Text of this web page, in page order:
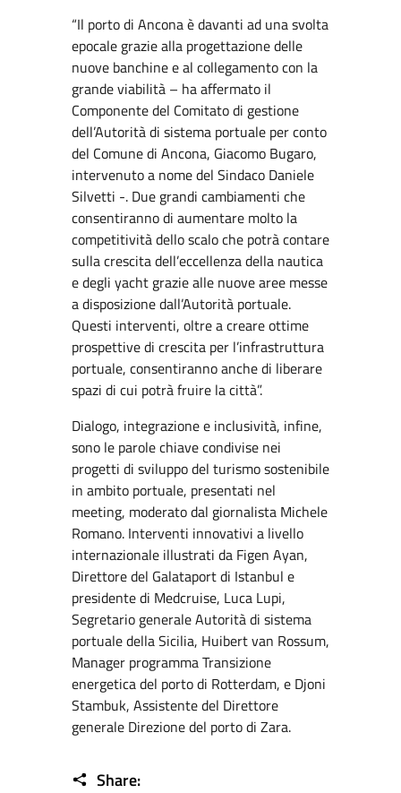
“Il porto di Ancona è davanti ad una svolta
epocale grazie alla progettazione delle
nuove banchine e al collegamento con la
grande viabilità – ha affermato il
Componente del Comitato di gestione
dell’Autorità di sistema portuale per conto
del Comune di Ancona, Giacomo Bugaro,
intervenuto a nome del Sindaco Daniele
Silvetti -. Due grandi cambiamenti che
consentiranno di aumentare molto la
competitività dello scalo che potrà contare
sulla crescita dell’eccellenza della nautica
e degli yacht grazie alle nuove aree messe
a disposizione dall’Autorità portuale.
Questi interventi, oltre a creare ottime
prospettive di crescita per l’infrastruttura
portuale, consentiranno anche di liberare
spazi di cui potrà fruire la città”.
Dialogo, integrazione e inclusività, infine,
sono le parole chiave condivise nei
progetti di sviluppo del turismo sostenibile
in ambito portuale, presentati nel
meeting, moderato dal giornalista Michele
Romano. Interventi innovativi a livello
internazionale illustrati da Figen Ayan,
Direttore del Galataport di Istanbul e
presidente di Medcruise, Luca Lupi,
Segretario generale Autorità di sistema
portuale della Sicilia, Huibert van Rossum,
Manager programma Transizione
energetica del porto di Rotterdam, e Djoni
Stambuk, Assistente del Direttore
generale Direzione del porto di Zara.
Share: